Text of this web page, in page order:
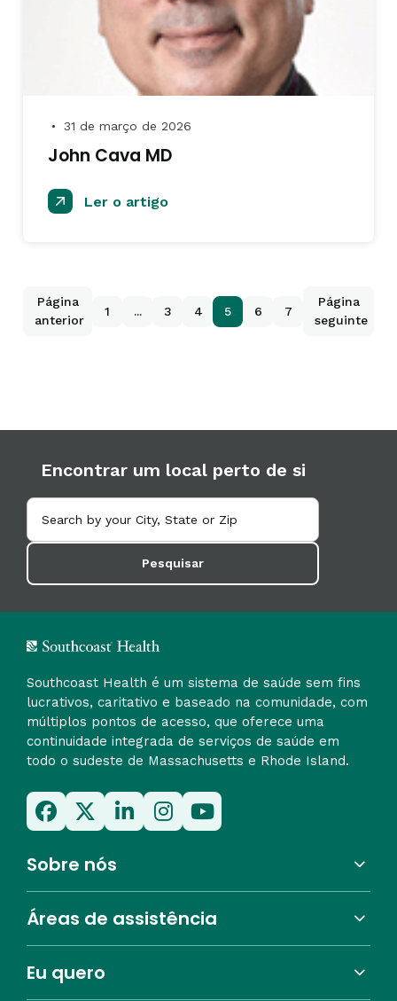
● 31 de março de 2026
John Cava MD
Ler o artigo
Página
anterior
1 ... 3 4 5 6 7
Página
seguinte
Encontrar um local perto de si
Pesquisar
Southcoast Health é um sistema de saúde sem fins
lucrativos, caritativo e baseado na comunidade, com
múltiplos pontos de acesso, que oferece uma
continuidade integrada de serviços de saúde em
todo o sudeste de Massachusetts e Rhode Island.
Sobre nós
Áreas de assistência
Eu quero